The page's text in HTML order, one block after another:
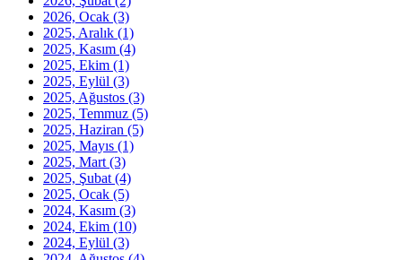
2026, Ocak (3)
2025, Aralık (1)
2025, Kasım (4)
2025, Ekim (1)
2025, Eylül (3)
2025, Ağustos (3)
2025, Temmuz (5)
2025, Haziran (5)
2025, Mayıs (1)
2025, Mart (3)
2025, Şubat (4)
2025, Ocak (5)
2024, Kasım (3)
2024, Ekim (10)
2024, Eylül (3)